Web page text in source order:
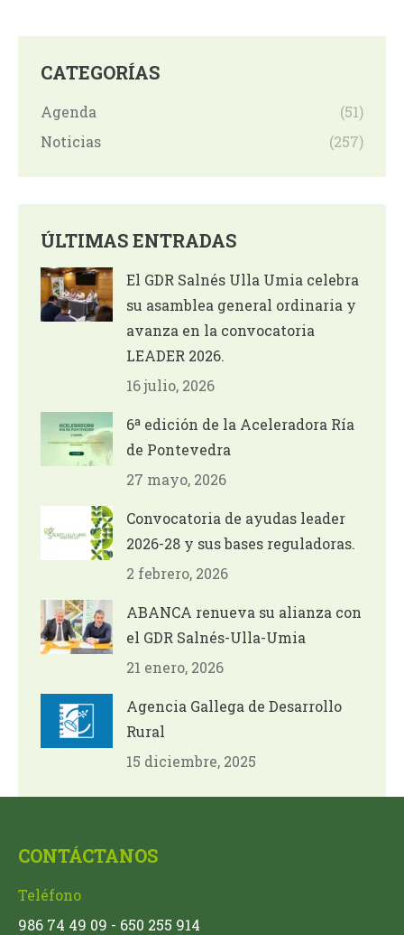
CATEGORÍAS
Agenda
(51)
Noticias
(257)
ÚLTIMAS ENTRADAS
El GDR Salnés Ulla Umia celebra
su asamblea general ordinaria y
avanza en la convocatoria
LEADER 2026.
16 julio, 2026
6ª edición de la Aceleradora Ría
de Pontevedra
27 mayo, 2026
Convocatoria de ayudas leader
2026-28 y sus bases reguladoras.
2 febrero, 2026
ABANCA renueva su alianza con
el GDR Salnés-Ulla-Umia
21 enero, 2026
Agencia Gallega de Desarrollo
Rural
15 diciembre, 2025
CONTÁCTANOS
Teléfono
986 74 49 09 - 650 255 914